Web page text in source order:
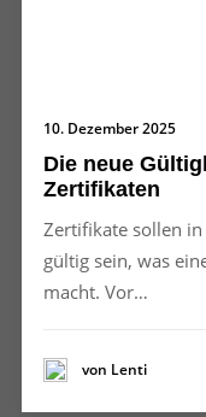
10. Dezember 2025
Die neue
Zertifikaten
Zertifikate sollen
gültig sein, was
macht. Vor…
von Lenti